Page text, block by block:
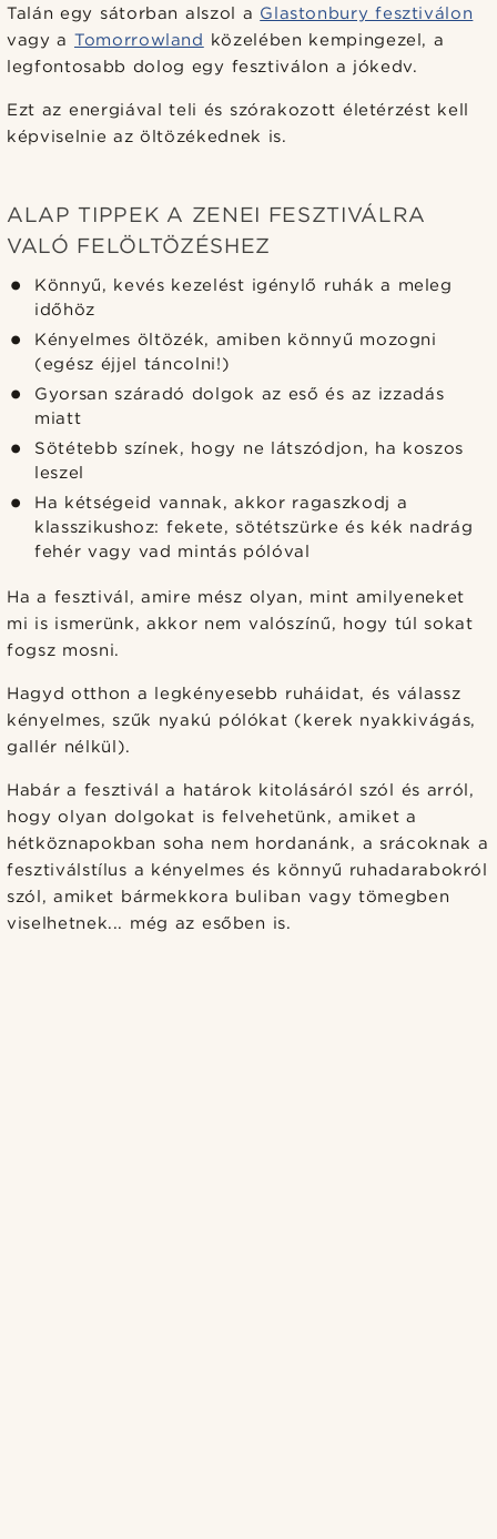
Talán egy sátorban alszol a Glastonbury fesztiválon
vagy a Tomorrowland közelében kempingezel, a
legfontosabb dolog egy fesztiválon a jókedv.
Ezt az energiával teli és szórakozott életérzést kell
képviselnie az öltözékednek is.
ALAP TIPPEK A ZENEI FESZTIVÁLRA
VALÓ FELÖLTÖZÉSHEZ
Könnyű, kevés kezelést igénylő ruhák a meleg
időhöz
Kényelmes öltözék, amiben könnyű mozogni
(egész éjjel táncolni!)
Gyorsan száradó dolgok az eső és az izzadás
miatt
Sötétebb színek, hogy ne látszódjon, ha koszos
leszel
Ha kétségeid vannak, akkor ragaszkodj a
klasszikushoz: fekete, sötétszürke és kék nadrág
fehér vagy vad mintás pólóval
Ha a fesztivál, amire mész olyan, mint amilyeneket
mi is ismerünk, akkor nem valószínű, hogy túl sokat
fogsz mosni.
Hagyd otthon a legkényesebb ruháidat, és válassz
kényelmes, szűk nyakú pólókat (kerek nyakkivágás,
gallér nélkül).
Habár a fesztivál a határok kitolásáról szól és arról,
hogy olyan dolgokat is felvehetünk, amiket a
hétköznapokban soha nem hordanánk, a srácoknak a
fesztiválstílus a kényelmes és könnyű ruhadarabokról
szól, amiket bármekkora buliban vagy tömegben
viselhetnek... még az esőben is.